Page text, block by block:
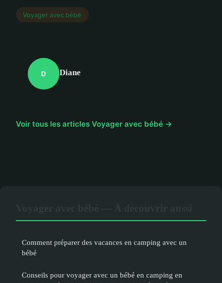
Voyager avec bébé
D Diane
Voir tous les articles Voyager avec bébé →
Comment préparer des vacances en camping avec un
bébé
Conseils pour voyager avec un bébé en camping en